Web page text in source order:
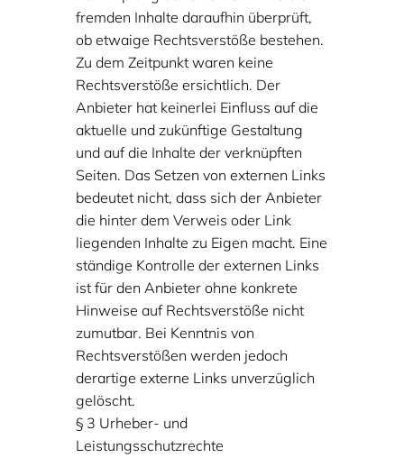
fremden Inhalte daraufhin überprüft,
ob etwaige Rechtsverstöße bestehen.
Zu dem Zeitpunkt waren keine
Rechtsverstöße ersichtlich. Der
Anbieter hat keinerlei Einfluss auf die
aktuelle und zukünftige Gestaltung
und auf die Inhalte der verknüpften
Seiten. Das Setzen von externen Links
bedeutet nicht, dass sich der Anbieter
die hinter dem Verweis oder Link
liegenden Inhalte zu Eigen macht. Eine
ständige Kontrolle der externen Links
ist für den Anbieter ohne konkrete
Hinweise auf Rechtsverstöße nicht
zumutbar. Bei Kenntnis von
Rechtsverstößen werden jedoch
derartige externe Links unverzüglich
gelöscht.
§ 3 Urheber- und
Leistungsschutzrechte